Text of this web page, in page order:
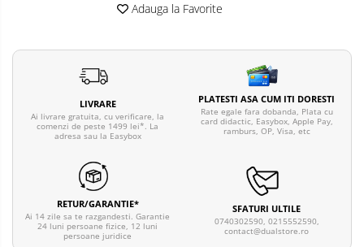
Adauga la Favorite
LIVRARE
Ai livrare gratuita, cu verificare, la
comenzi de peste 1499 lei*. La
adresa sau la Easybox
PLATESTI ASA CUM ITI DORESTI
Rate egale fara dobanda, Plata cu
card didactic, Easybox, Apple Pay,
ramburs, OP, Visa, etc
RETUR/GARANTIE*
Ai 14 zile sa te razgandesti. Garantie
24 luni persoane fizice, 12 luni
persoane juridice
SFATURI ULTILE
0740302590, 0215552590,
contact@dualstore.ro